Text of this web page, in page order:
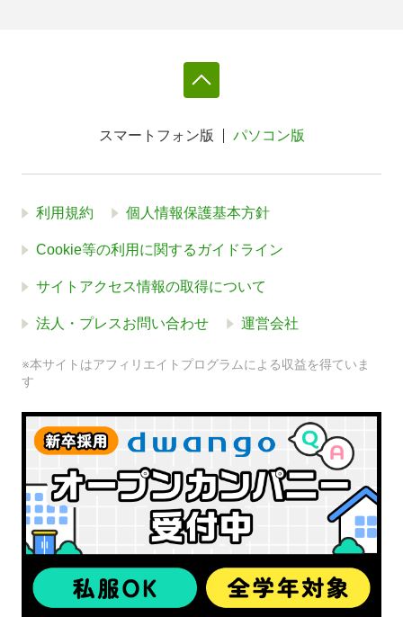
スマートフォン版 パソコン版
利用規約 個人情報保護基本方針
Cookie等の利用に関するガイドライン
サイトアクセス情報の取得について
法人・プレスお問い合わせ 運営会社
※本サイトはアフィリエイトプログラムによる収益を得ていま
す